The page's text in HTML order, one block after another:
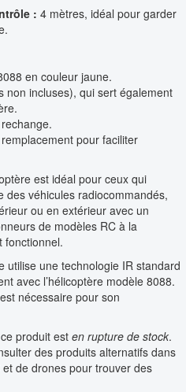
: 4 mètres, idéal pour garder
en couleur jaune.
non incluses), qui sert également
pour faciliter
est idéal pour ceux qui
véhicules radiocommandés,
ou en extérieur avec un
de modèles RC à la
fonctionnel.
utilise une technologie IR standard
avec l’hélicoptère modèle 8088.
nécessaire pour son
produit est en rupture de stock.
des produits alternatifs dans
de drones pour trouver des